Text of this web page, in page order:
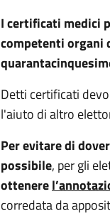
I certificati medici
competenti organi
Detti certificati
l'aiuto di altro
Per evitare di
possibile, per gli
ottenere
corredata da